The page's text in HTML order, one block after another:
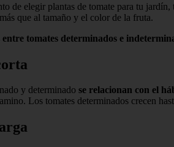
de elegir plantas de tomate para tu
que al tamaño y el color de la fruta.
entre tomates determinados e
y determinado se relacionan con el
Los tomates determinados crecen